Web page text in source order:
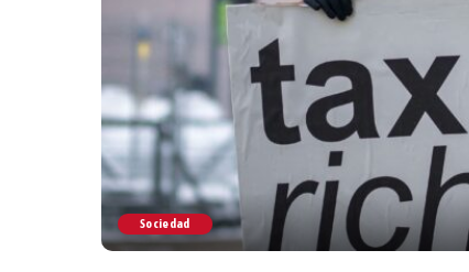
Sociedad